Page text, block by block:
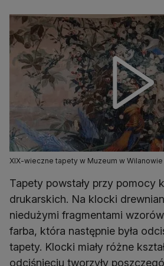
XIX-wieczne tapety w Muzeum w Wilanowie
Tapety powstały przy pomocy
drukarskich. Na klocki
niedużymi fragmentami wzorów
farba, która następnie była
tapety. Klocki miały różne
odciśnięciu tworzyły